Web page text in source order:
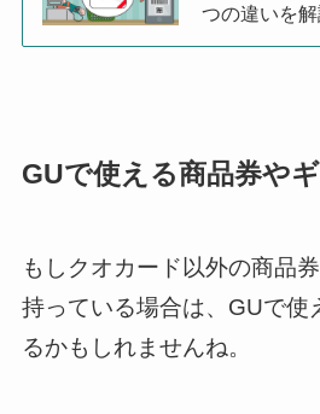
つの違いを解
GUで使える商品券や
もしクオカード以外の商品
持っている場合は、GUで使
るかもしれませんね。